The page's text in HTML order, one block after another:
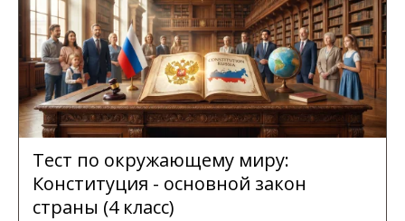
Тест по окружающему миру:
Конституция - основной закон
страны (4 класс)